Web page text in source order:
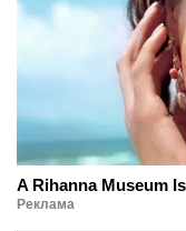
A Rihanna Museum
Реклама